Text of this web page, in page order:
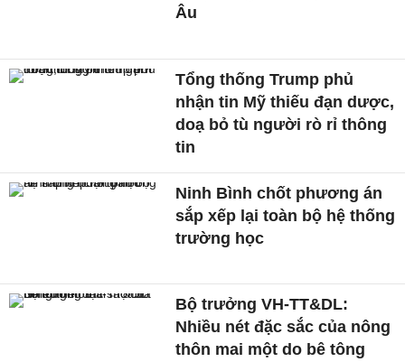
Âu
Tổng thống Trump phủ
nhận tin Mỹ thiếu đạn dược,
doạ bỏ tù người rò rỉ thông
tin
Ninh Bình chốt phương án
sắp xếp lại toàn bộ hệ thống
trường học
Bộ trưởng VH-TT&DL:
Nhiều nét đặc sắc của nông
thôn mai một do bê tông